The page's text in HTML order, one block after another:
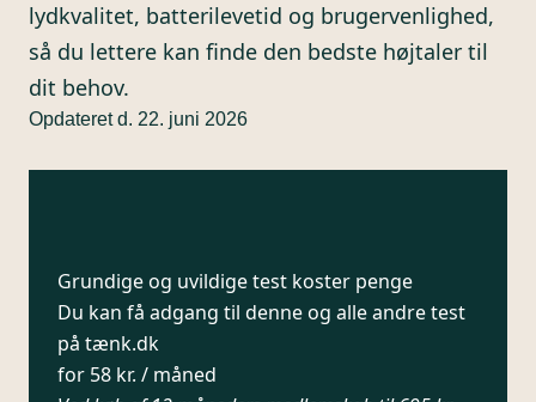
lydkvalitet, batterilevetid og brugervenlighed,
så du lettere kan finde den bedste højtaler til
dit behov.
Opdateret d. 22. juni 2026
Grundige og uvildige test koster penge
Du kan få adgang til denne og alle andre test
på tænk.dk
for 58 kr. / måned